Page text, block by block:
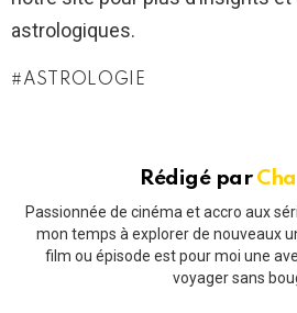
astrologiques.
ASTROLOGIE
Rédigé par
Passionnée de cinéma et accro aux
mon temps à explorer de nouveaux
film ou épisode est pour moi une
voyager sans